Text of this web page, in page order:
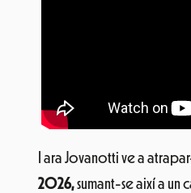
I ara Jovanotti ve a
2026,sumant-se així a un